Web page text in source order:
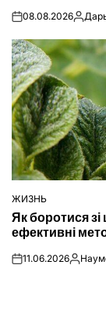
on08.08.2026
ОПУБЛІКУВАТИ
У
ЖИЗНЬ
Як боротися зі
ефективні
on11.06.2026